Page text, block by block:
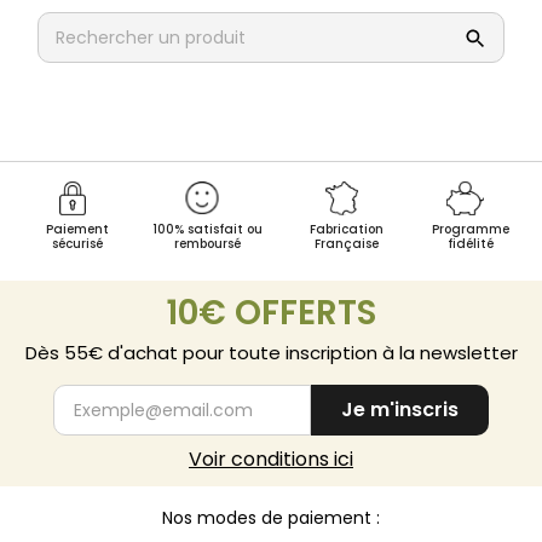
Paiement
sécurisé
100% satisfait ou
remboursé
Fabrication
Française
Programme
fidélité
10€ OFFERTS
Dès 55€ d'achat pour toute inscription à la newsletter
Je m'inscris
Voir conditions ici
Nos modes de paiement :